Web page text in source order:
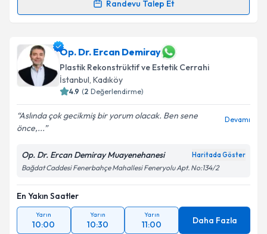
Randevu Talep Et
takvim hazırlandığında e-posta ile bilgilendireceğiz.
E-posta Adresiniz
kapsamda işlenmesini kabul ediyorum.
Op. Dr. Ercan Demiray
Plastik Rekonstrüktif ve Estetik Cerrahi
İstanbul, Kadıköy
4.9 (2 Değerlendirme)
Aslında çok gecikmiş bir yorum olacak. Ben sene
önce,...
Devamı
Op. Dr. Ercan Demiray Muayenehanesi Haritada Göster
Bağdat Caddesi Fenerbahçe Mahallesi Feneryolu Apt. No:134/2
En Yakın Saatler
Yarın
10:00
Yarın
10:30
Yarın
11:00 Daha Fazla